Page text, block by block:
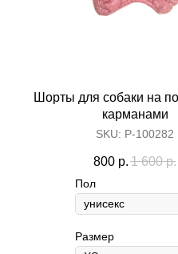
Шорты для собаки на
карманами
SKU: Р-100282
800 р. 1 600 р.
Пол
Размер
Web
blogs, lookbooks, and all